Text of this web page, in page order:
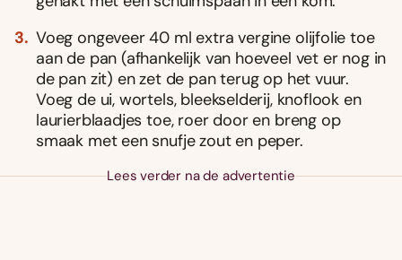
Voeg ongeveer 40 ml extra vergine olijfolie toe
aan de pan (afhankelijk van hoeveel vet er nog in
de pan zit) en zet de pan terug op het vuur.
Voeg de ui, wortels, bleekselderij, knoflook en
laurierblaadjes toe, roer door en breng op
smaak met een snufje zout en peper.
Lees verder na de advertentie